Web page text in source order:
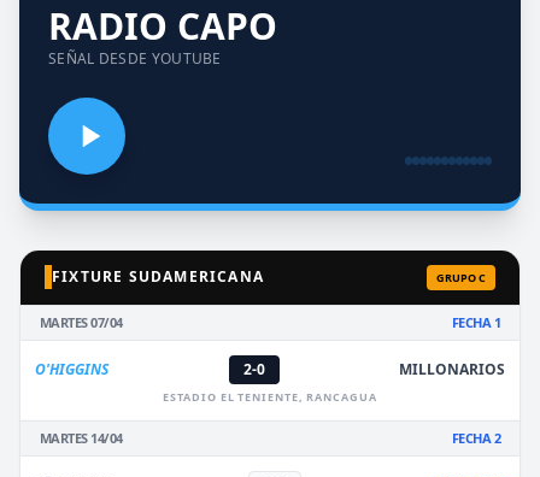
RADIO CAPO
SEÑAL DESDE YOUTUBE
FIXTURE SUDAMERICANA GRUPO C
MARTES 07/04 FECHA 1
O'HIGGINS 2-0 MILLONARIOS
ESTADIO EL TENIENTE, RANCAGUA
MARTES 14/04 FECHA 2